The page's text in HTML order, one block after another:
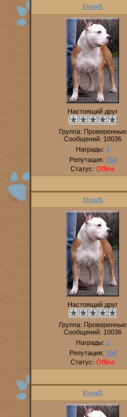
Elstaf1
Настоящий друг
Группа: Проверенные
Сообщений: 10036
Награды: 1
Репутация: 154
Статус: Offline
Elstaf1
Настоящий друг
Группа: Проверенные
Сообщений: 10036
Награды: 1
Репутация: 154
Статус: Offline
Elstaf1